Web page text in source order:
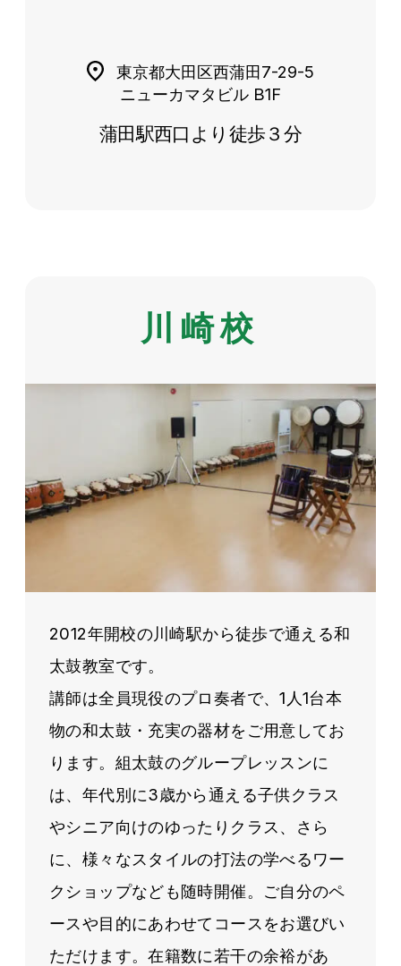
東京都大田区西蒲田7-29-5
ニューカマタビル B1F
蒲田駅西口より徒歩３分
川崎校
2012年開校の川崎駅から徒歩で通える和
太鼓教室です。
講師は全員現役のプロ奏者で、1人1台本
物の和太鼓・充実の器材をご用意してお
ります。組太鼓のグループレッスンに
は、年代別に3歳から通える子供クラス
やシニア向けのゆったりクラス、さら
に、様々なスタイルの打法の学べるワー
クショップなども随時開催。ご自分のペ
ースや目的にあわせてコースをお選びい
ただけます。在籍数に若干の余裕があ